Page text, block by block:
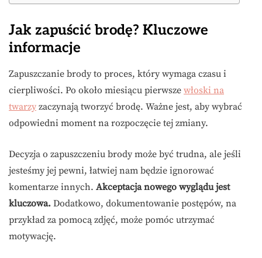
Jak zapuścić brodę? Kluczowe
informacje
Zapuszczanie brody to proces, który wymaga czasu i
cierpliwości. Po około miesiącu pierwsze włoski na
twarzy zaczynają tworzyć brodę. Ważne jest, aby wybrać
odpowiedni moment na rozpoczęcie tej zmiany.
Decyzja o zapuszczeniu brody może być trudna, ale jeśli
jesteśmy jej pewni, łatwiej nam będzie ignorować
komentarze innych. Akceptacja nowego wyglądu jest
kluczowa. Dodatkowo, dokumentowanie postępów, na
przykład za pomocą zdjęć, może pomóc utrzymać
motywację.